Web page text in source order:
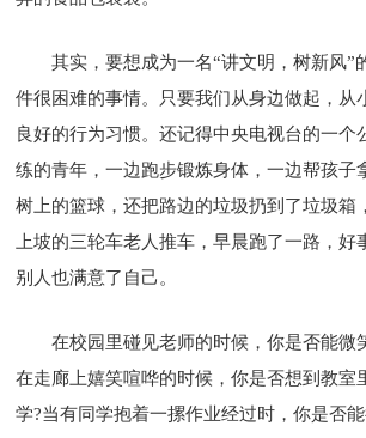
其实，要想成为一名“讲文明，树新风”
件很困难的事情。只要我们从身边做起，从
良好的行为习惯。还记得中央电视台的一个
练的青年，一边跑步锻炼身体，一边帮孩子
树上的篮球，还把路边的垃圾扔到了垃圾箱
上坡的三轮车老人推车，早晨跑了一路，好
别人也满意了自己。
在校园里碰见老师的时候，你是否能微
在走廊上嬉笑喧哗的时候，你是否想到教室
学?当有同学抱着一摞作业经过时，你是否